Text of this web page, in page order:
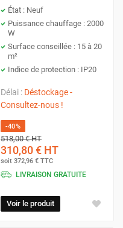
État : Neuf
Puissance chauffage : 2000
W
Surface conseillée : 15 à 20
m²
Indice de protection : IP20
Délai : Déstockage -
Consultez-nous !
-40%
518,00 €HT
310,80 € HT
soit 372,96 € TTC
LIVRAISON GRATUITE
Voir le produit